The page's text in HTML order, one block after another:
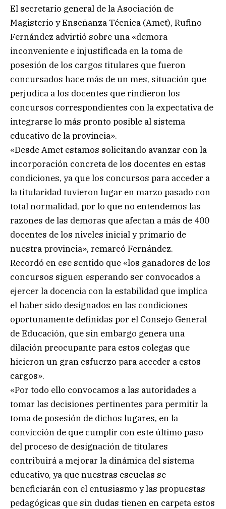
El secretario general de la Asociación de
Magisterio y Enseñanza Técnica (Amet), Rufino
Fernández advirtió sobre una «demora
inconveniente e injustificada en la toma de
posesión de los cargos titulares que fueron
concursados hace más de un mes, situación que
perjudica a los docentes que rindieron los
concursos correspondientes con la expectativa de
integrarse lo más pronto posible al sistema
educativo de la provincia».
«Desde Amet estamos solicitando avanzar con la
incorporación concreta de los docentes en estas
condiciones, ya que los concursos para acceder a
la titularidad tuvieron lugar en marzo pasado con
total normalidad, por lo que no entendemos las
razones de las demoras que afectan a más de 400
docentes de los niveles inicial y primario de
nuestra provincia», remarcó Fernández.
Recordó en ese sentido que «los ganadores de los
concursos siguen esperando ser convocados a
ejercer la docencia con la estabilidad que implica
el haber sido designados en las condiciones
oportunamente definidas por el Consejo General
de Educación, que sin embargo genera una
dilación preocupante para estos colegas que
hicieron un gran esfuerzo para acceder a estos
cargos».
«Por todo ello convocamos a las autoridades a
tomar las decisiones pertinentes para permitir la
toma de posesión de dichos lugares, en la
convicción de que cumplir con este último paso
del proceso de designación de titulares
contribuirá a mejorar la dinámica del sistema
educativo, ya que nuestras escuelas se
beneficiarán con el entusiasmo y las propuestas
pedagógicas que sin dudas tienen en carpeta estos